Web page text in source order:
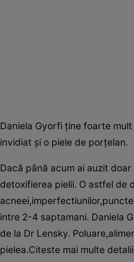
Daniela Gyorfi ţine foarte
invidiat şi o piele de porţelan.
Dacă până acum ai auzit
detoxifierea pielii. O astfel de
intre 2-4 saptamani. Daniela
de la Dr Lensky.
pielea.Citeste mai multe